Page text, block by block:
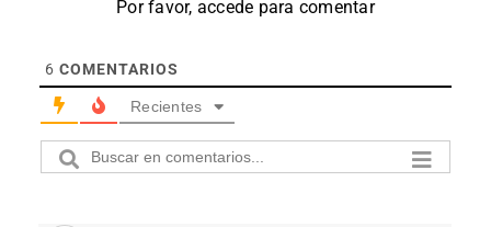
Por favor, accede para comentar
6 COMENTARIOS
Recientes